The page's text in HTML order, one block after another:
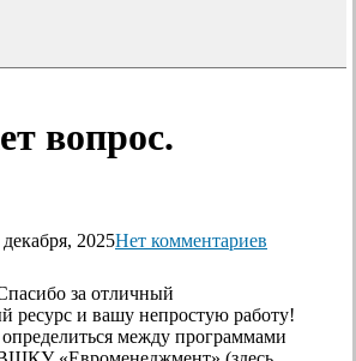
вопрос.
декабря, 2025Нет комментариев
за отличный
ресурс и вашу непростую работу!
между программами